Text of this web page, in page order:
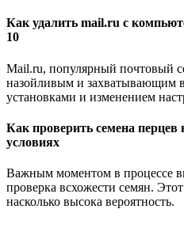
Как удалить mail.ru с
10
Mail.ru, популярный почтовый
назойливым и захватывающим
установками и изменением
Как проверить семена
условиях
Важным моментом в процессе
проверка всхожести семян.
насколько высока вероятность.